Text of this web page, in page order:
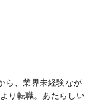
ら、業界未経験なが
り転職。あたらしい